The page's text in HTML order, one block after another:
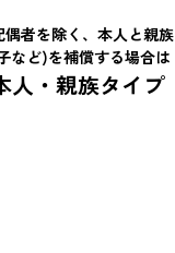
偶者を除く、本人と親族
など)を補償する場合は
人・親族タイプ